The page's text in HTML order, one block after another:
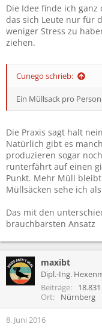
Die Idee finde ich
das sich Leute nur für
weniger Stress zu
ziehen.
Cunego schrieb:
Ein Müllsack pro
Die Praxis sagt halt
Natürlich gibt es
produzieren sogar
runterfährt auf einen
Punkt. Mehr Müll
Müllsäcken sehe ich
Das mit den
brauchbarsten Ansatz
maxibt
Dipl.-Ing.
Beiträge 18.831
Ort
Nürnberg
8. Juni 2016